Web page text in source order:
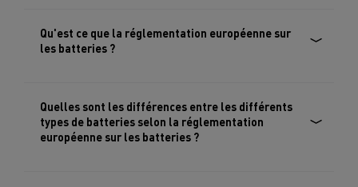
Qu'est ce que la réglementation européenne sur
les batteries ?
Quelles sont les différences entre les différents
types de batteries selon la réglementation
européenne sur les batteries ?